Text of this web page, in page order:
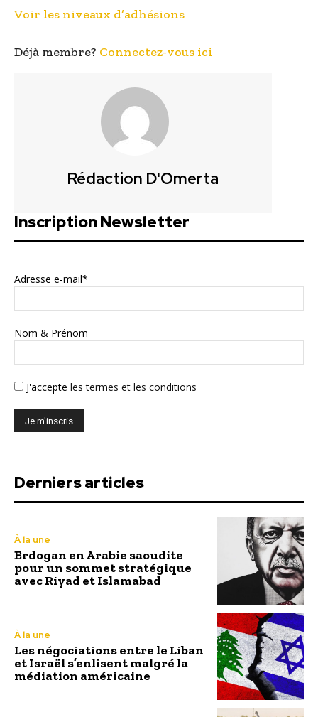
Voir les niveaux d’adhésions
Déjà membre? Connectez-vous ici
Rédaction D'Omerta
Inscription Newsletter
Adresse e-mail*
Nom & Prénom
J'accepte les termes et les conditions
Derniers articles
À la une
Erdogan en Arabie saoudite
pour un sommet stratégique
avec Riyad et Islamabad
À la une
Les négociations entre le Liban
et Israël s’enlisent malgré la
médiation américaine